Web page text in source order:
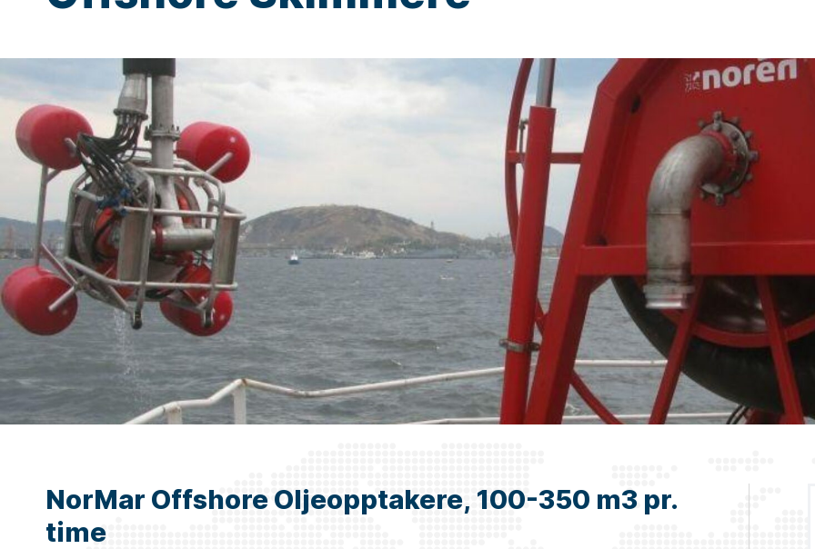
NorMar Offshore Oljeopptakere, 100-350 m3 pr.
time